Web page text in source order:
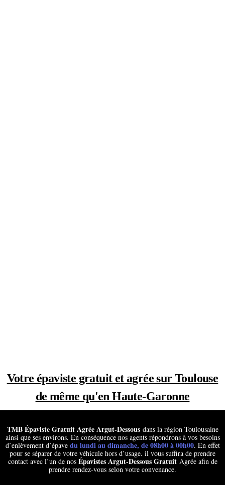
Votre épaviste gratuit et agrée sur Toulouse
de même qu'en Haute-Garonne
TMB Épaviste Gratuit Agrée Argut-Dessous dans la région Toulousaine
ainsi que ses environs. En conséquence nos agents répondrons à vos besoins
d’enlèvement d’épave du lundi au dimanche, de 08h00 à 00h00. En effet
pour se séparer de votre véhicule hors d’usage. il vous suffira de prendre
contact avec l’un de nos Épavistes Argut-Dessous GratuitAgrée afin de
prendre rendez-vous selon votre convenance.